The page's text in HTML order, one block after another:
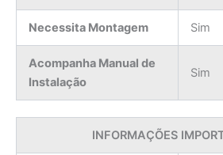
Necessita Montagem Sim
Acompanha Manual de
Instalação
Sim
INFORMAÇÕES